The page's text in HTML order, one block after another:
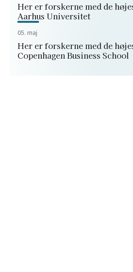
Her er forskerne med de
Aarhus Universitet
05. maj
Her er forskerne med de
Copenhagen Business School